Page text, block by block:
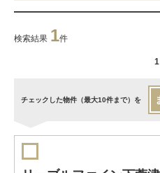
検索結果 1件
1
チェックした物件（最大10件まで）を